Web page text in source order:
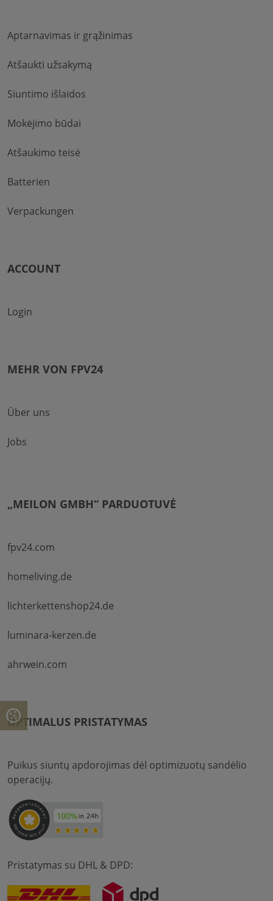
Aptarnavimas ir grąžinimas
Atšaukti užsakymą
Siuntimo išlaidos
Mokėjimo būdai
Atšaukimo teisė
Batterien
Verpackungen
ACCOUNT
Login
MEHR VON FPV24
Über uns
Jobs
„MEILON GMBH“ PARDUOTUVĖ
fpv24.com
homeliving.de
lichterkettenshop24.de
luminara-kerzen.de
ahrwein.com
OPTIMALUS PRISTATYMAS
Puikus siuntų apdorojimas dėl optimizuotų sandėlio
operacijų.
Pristatymas su DHL & DPD: